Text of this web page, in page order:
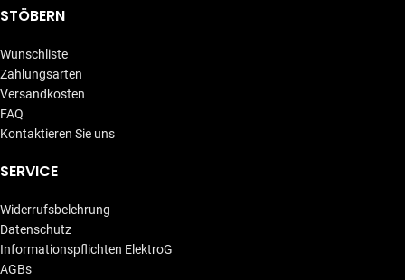
STÖBERN
Wunschliste
Zahlungsarten
Versandkosten
FAQ
Kontaktieren Sie uns
SERVICE
Widerrufsbelehrung
Datenschutz
Informationspflichten ElektroG
AGBs